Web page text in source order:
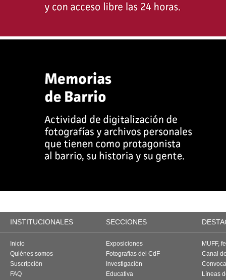
INSTITUCIONALES SECCIONES
Inicio
Quiénes somos
Suscripción
FAQ
Exposiciones
Fotografías del CdF
Investigación
Educativa
MUFF,
Canal
Líneas